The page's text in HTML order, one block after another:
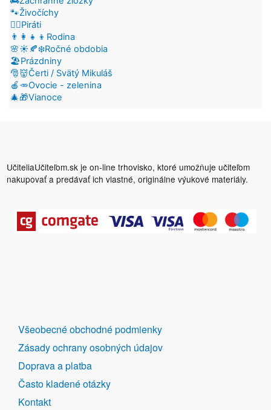
🐾Živočíchy
🏴‍☠️Piráti
👨‍👩‍👧‍👦Rodina
🌸☀️🍂❄️Ročné obdobia
🏖️Prázdniny
🎅👹Čerti / Svätý Mikuláš
🍎🥕Ovocie - zelenina
🎄🎁Vianoce
UčiteliaUčiteľom.sk je on-line trhovisko, ktoré umožňuje učiteľom
nakupovať a predávať ich vlastné, originálne výukové materiály.
DALŠÍ
ODKAZY
Všeobecné obchodné podmienky
Zásady ochrany osobných údajov
Doprava a platba
Často kladené otázky
Kontakt